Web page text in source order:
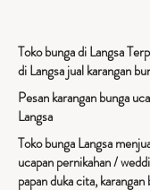
Toko bunga di Langsa
di Langsa jual karangan
Pesan karangan bunga
Langsa
Toko bunga Langsa
ucapan pernikahan /
papan duka cita,